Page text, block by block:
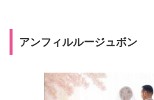
アンフィルルージュボン